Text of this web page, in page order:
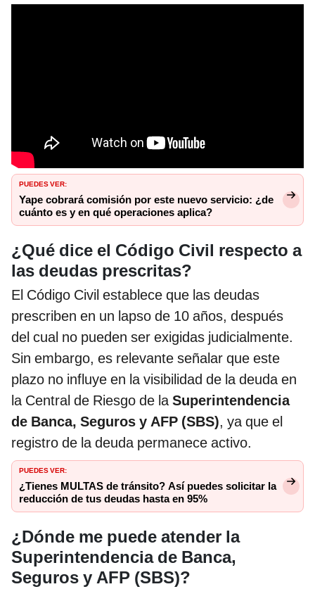
PUEDES VER:
Yape cobrará comisión por este nuevo servicio: ¿de
cuánto es y en qué operaciones aplica?
¿Qué dice el Código Civil respecto a
las deudas prescritas?
El Código Civil establece que las deudas
prescriben en un lapso de 10 años, después
del cual no pueden ser exigidas judicialmente.
Sin embargo, es relevante señalar que este
plazo no influye en la visibilidad de la deuda en
la Central de Riesgo de laSuperintendencia
de Banca, Seguros y AFP (SBS), ya que el
registro de la deuda permanece activo.
PUEDES VER:
¿Tienes MULTAS de tránsito? Así puedes solicitar la
reducción de tus deudas hasta en 95%
¿Dónde me puede atender la
Superintendencia de Banca,
Seguros y AFP (SBS)?